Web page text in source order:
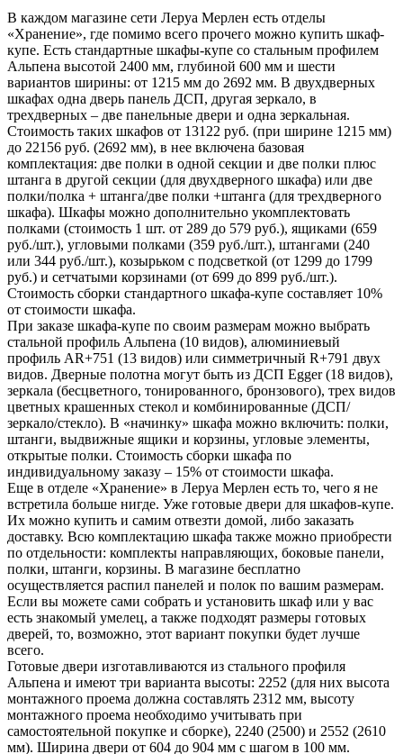
В каждом магазине сети Леруа Мерлен есть отделы
«Хранение», где помимо всего прочего можно купить шкаф-
купе. Есть стандартные шкафы-купе со стальным профилем
Альпена высотой 2400 мм, глубиной 600 мм и шести
вариантов ширины: от 1215 мм до 2692 мм. В двухдверных
шкафах одна дверь панель ДСП, другая зеркало, в
трехдверных – две панельные двери и одна зеркальная.
Стоимость таких шкафов от 13122 руб. (при ширине 1215 мм)
до 22156 руб. (2692 мм), в нее включена базовая
комплектация: две полки в одной секции и две полки плюс
штанга в другой секции (для двухдверного шкафа) или две
полки/полка + штанга/две полки +штанга (для трехдверного
шкафа). Шкафы можно дополнительно укомплектовать
полками (стоимость 1 шт. от 289 до 579 руб.), ящиками (659
руб./шт.), угловыми полками (359 руб./шт.), штангами (240
или 344 руб./шт.), козырьком с подсветкой (от 1299 до 1799
руб.) и сетчатыми корзинами (от 699 до 899 руб./шт.).
Стоимость сборки стандартного шкафа-купе составляет 10%
от стоимости шкафа.
При заказе шкафа-купе по своим размерам можно выбрать
стальной профиль Альпена (10 видов), алюминиевый
профиль AR+751 (13 видов) или симметричный R+791 двух
видов. Дверные полотна могут быть из ДСП Egger (18 видов),
зеркала (бесцветного, тонированного, бронзового), трех видов
цветных крашенных стекол и комбинированные (ДСП/
зеркало/стекло). В «начинку» шкафа можно включить: полки,
штанги, выдвижные ящики и корзины, угловые элементы,
открытые полки. Стоимость сборки шкафа по
индивидуальному заказу – 15% от стоимости шкафа.
Еще в отделе «Хранение» в Леруа Мерлен есть то, чего я не
встретила больше нигде. Уже готовые двери для шкафов-купе.
Их можно купить и самим отвезти домой, либо заказать
доставку. Всю комплектацию шкафа также можно приобрести
по отдельности: комплекты направляющих, боковые панели,
полки, штанги, корзины. В магазине бесплатно
осуществляется распил панелей и полок по вашим размерам.
Если вы можете сами собрать и установить шкаф или у вас
есть знакомый умелец, а также подходят размеры готовых
дверей, то, возможно, этот вариант покупки будет лучше
всего.
Готовые двери изготавливаются из стального профиля
Альпена и имеют три варианта высоты: 2252 (для них высота
монтажного проема должна составлять 2312 мм, высоту
монтажного проема необходимо учитывать при
самостоятельной покупке и сборке), 2240 (2500) и 2552 (2610
мм). Ширина двери от 604 до 904 мм с шагом в 100 мм.